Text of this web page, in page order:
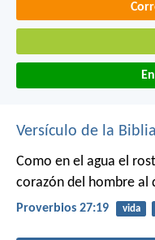
Versículo de la
Como en el agua el
corazón del hombre al
Proverbios 27:19 vida